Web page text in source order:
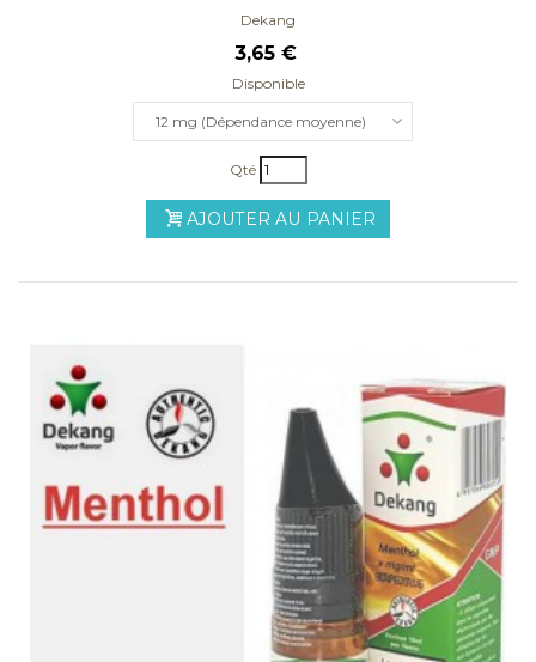
Dekang
3,65 €
Disponible
12 mg (Dépendance moyenne)
Qté
AJOUTER AU PANIER